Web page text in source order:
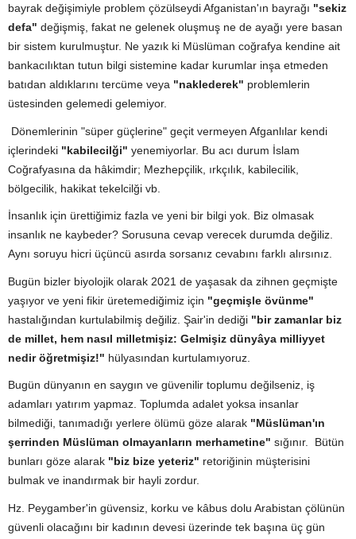
bayrak değişimiyle problem çözülseydi Afganistan'ın bayrağı "sekiz
defa" değişmiş, fakat ne gelenek oluşmuş ne de ayağı yere basan
bir sistem kurulmuştur. Ne yazık ki Müslüman coğrafya kendine ait
bankacılıktan tutun bilgi sistemine kadar kurumlar inşa etmeden
batıdan aldıklarını tercüme veya "naklederek" problemlerin
üstesinden gelemedi gelemiyor.
Dönemlerinin "süper güçlerine" geçit vermeyen Afganlılar kendi
içlerindeki "kabilecilği" yenemiyorlar. Bu acı durum İslam
Coğrafyasına da hâkimdir; Mezhepçilik, ırkçılık, kabilecilik,
bölgecilik, hakikat tekelcilği vb.
İnsanlık için ürettiğimiz fazla ve yeni bir bilgi yok. Biz olmasak
insanlık ne kaybeder? Sorusuna cevap verecek durumda değiliz.
Aynı soruyu hicri üçüncü asırda sorsanız cevabını farklı alırsınız.
Bugün bizler biyolojik olarak 2021 de yaşasak da zihnen geçmişte
yaşıyor ve yeni fikir üretemediğimiz için "geçmişle övünme"
hastalığından kurtulabilmiş değiliz. Şair'in dediği "bir zamanlar biz
de millet, hem nasıl milletmişiz: Gelmişiz dünyâya milliyyet
nedir öğretmişiz!" hülyasından kurtulamıyoruz.
Bugün dünyanın en saygın ve güvenilir toplumu değilseniz, iş
adamları yatırım yapmaz. Toplumda adalet yoksa insanlar
bilmediği, tanımadığı yerlere ölümü göze alarak "Müslüman'ın
şerrinden Müslüman olmayanların merhametine" sığınır. Bütün
bunları göze alarak "biz bize yeteriz" retoriğinin müşterisini
bulmak ve inandırmak bir hayli zordur.
Hz. Peygamber'in güvensiz, korku ve kâbus dolu Arabistan çölünün
güvenli olacağını bir kadının devesi üzerinde tek başına üç gün